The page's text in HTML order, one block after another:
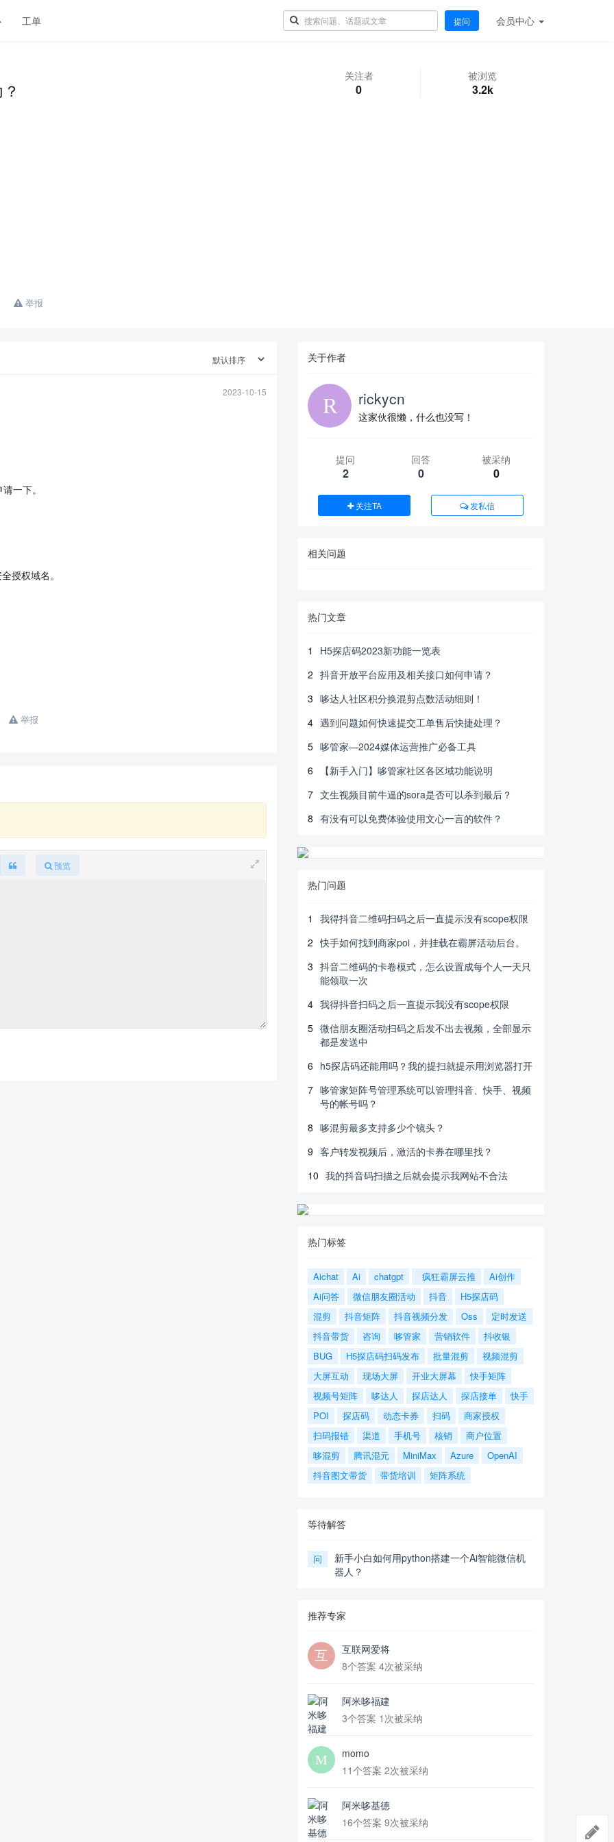
工单 提问 会员中心
关注者
0
被浏览
3.2k
举报
2023-10-15
一下。
授权域名。
举报
预览
关于作者
rickycn
这家伙很懒，什么也没写！
提问
2
回答
0
被采纳
0
关注TA 发私信
相关问题
热门文章
1
H5探店码2023新功能一览表
2 抖音开放平台应用及相关接口如何申请？
3 哆达人社区积分换混剪点数活动细则！
4 遇到问题如何快速提交工单售后快捷处理？
5 哆管家—2024媒体运营推广必备工具
6
【新手入门】哆管家社区各区域功能说明
7 文生视频目前牛逼的sora是否可以杀到最后？
8 有没有可以免费体验使用文心一言的软件？
热门问题
1
我得抖音二维码扫码之后一直提示没有scope权限
2 快手如何找到商家poi，并挂载在霸屏活动后台。
3 抖音二维码的卡卷模式，怎么设置成每个人一天只
能领取一次
4 我得抖音扫码之后一直提示我没有scope权限
5 微信朋友圈活动扫码之后发不出去视频，全部显示
都是发送中
6 h5探店码还能用吗？我的提扫就提示用浏览器打开
7 哆管家矩阵号管理系统可以管理抖音、快手、视频
号的帐号吗？
8 哆混剪最多支持多少个镜头？
9 客户转发视频后，激活的卡券在哪里找？
10 我的抖音码扫描之后就会提示我网站不合法
热门标签
Aichat Ai chatgpt 疯狂霸屏云推
Ai创作
Ai问答
微信朋友圈活动 抖音
H5探店码
混剪
抖音矩阵 抖音视频分发 Oss
定时发送
抖音带货
咨询 哆管家 营销软件
抖收银
BUG
H5探店码扫码发布 批量混剪
视频混剪
大屏互动
现场大屏 开业大屏幕
快手矩阵
视频号矩阵
哆达人 探店达人 探店接单
快手
POI
探店码 动态卡券 扫码
商家授权
扫码报错
渠道 手机号 核销
商户位置
哆混剪
腾讯混元 MiniMax Azure
OpenAI
抖音图文带货
带货培训 矩阵系统
等待解答
问
新手小白如何用python搭建一个Ai智能微信机
器人？
推荐专家
互联网爱将
8个答案 4次被采纳
阿米哆福建
3个答案 1次被采纳
momo
11个答案 2次被采纳
阿米哆基德
16个答案 9次被采纳